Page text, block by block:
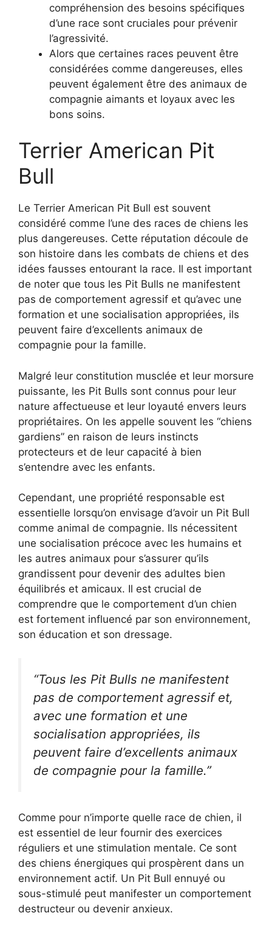
compréhension des besoins spécifiques
d’une race sont cruciales pour prévenir
l’agressivité.
Alors que certaines races peuvent être
considérées comme dangereuses, elles
peuvent également être des animaux de
compagnie aimants et loyaux avec les
bons soins.
Terrier American Pit
Bull
Le Terrier American Pit Bull est souvent
considéré comme l’une des races de chiens les
plus dangereuses. Cette réputation découle de
son histoire dans les combats de chiens et des
idées fausses entourant la race. Il est important
de noter que tous les Pit Bulls ne manifestent
pas de comportement agressif et qu’avec une
formation et une socialisation appropriées, ils
peuvent faire d’excellents animaux de
compagnie pour la famille.
Malgré leur constitution musclée et leur morsure
puissante, les Pit Bulls sont connus pour leur
nature affectueuse et leur loyauté envers leurs
propriétaires. On les appelle souvent les “chiens
gardiens” en raison de leurs instincts
protecteurs et de leur capacité à bien
s’entendre avec les enfants.
Cependant, une propriété responsable est
essentielle lorsqu’on envisage d’avoir un Pit Bull
comme animal de compagnie. Ils nécessitent
une socialisation précoce avec les humains et
les autres animaux pour s’assurer qu’ils
grandissent pour devenir des adultes bien
équilibrés et amicaux. Il est crucial de
comprendre que le comportement d’un chien
est fortement influencé par son environnement,
son éducation et son dressage.
“Tous les Pit Bulls ne manifestent
pas de comportement agressif et,
avec une formation et une
socialisation appropriées, ils
peuvent faire d’excellents animaux
de compagnie pour la famille.”
Comme pour n’importe quelle race de chien, il
est essentiel de leur fournir des exercices
réguliers et une stimulation mentale. Ce sont
des chiens énergiques qui prospèrent dans un
environnement actif. Un Pit Bull ennuyé ou
sous-stimulé peut manifester un comportement
destructeur ou devenir anxieux.